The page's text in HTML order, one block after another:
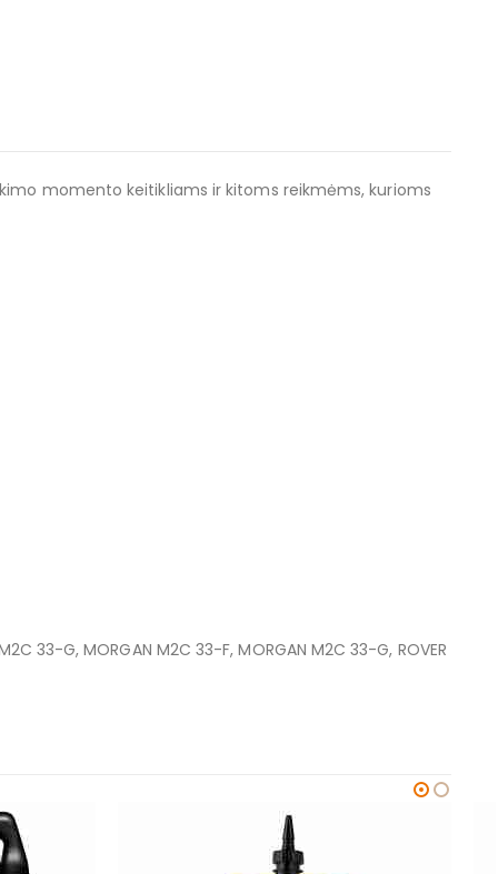
momento keitikliams ir kitoms reikmėms, kurioms
33-G, MORGAN M2C 33-F, MORGAN M2C 33-G, ROVER